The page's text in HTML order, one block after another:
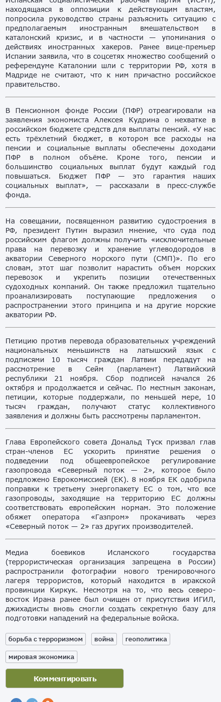
находящаяся в оппозиции к действующим властям,
попросила руководство страны разъяснить ситуацию с
предполагаемым иностранным вмешательством в
каталонский кризис, и в частности — упоминания о
действиях иностранных хакеров. Ранее вице-премьер
Испании заявила, что в соцсетях множество сообщений о
референдуме Каталонии шли с территории РФ, хотя в
Мадриде не считают, что к ним причастно российское
правительство.
В Пенсионном фонде России (ПФР) отреагировали на
заявления экономиста Алексея Кудрина о нехватке в
российском бюджете средств для выплаты пенсий. «У нас
есть трёхлетний бюджет, в котором все расходы на
пенсии и социальные выплаты обеспечены доходами
ПФР в полном объёме. Кроме того, пенсии и
большинство социальных выплат будут каждый год
повышаться. Бюджет ПФР — это гарантия наших
социальных выплат», — рассказали в пресс-службе
фонда.
На совещании, посвященном развитию судостроения в
РФ, президент Путин выразил мнение, что суда под
российским флагом должны получить «исключительные
права на перевозку и хранение углеводородов в
акватории Северного морского пути (СМП)». По его
словам, этот шаг позволит нарастить объем морских
перевозок и укрепить позиции отечественных
судоходных компаний. Он также предложил тщательно
проанализировать поступающие предложения о
распространении этого принципа и на другие морские
акватории РФ.
Петицию против перевода образовательных учреждений
национальных меньшинств на латышский язык с
подписями 10 тысяч граждан Латвии передадут на
рассмотрение в Сейм (парламент) Латвийский
республики 21 ноября. Сбор подписей начался 26
октября и продолжается и сейчас. По местным законам,
петиции, которые поддержали, по меньшей мере, 10
тысяч граждан, получают статус коллективного
заявления и должны быть рассмотрены парламентом.
Глава Европейского совета Дональд Туск призвал глав
стран-членов ЕС ускорить принятие решения о
подведении под общеевропейское регулирование
газопровода «Северный поток — 2», которое было
предложено Еврокомиссией (ЕК). 8 ноября ЕК одобрила
поправки к третьему энергопакету ЕС о том, что все
газопроводы, заходящие на территорию ЕС должны
соответствовать европейским нормам. Это положение
обяжет оператора «Газпром» прокачивать через
«Северный поток — 2» газ других производителей.
Медиа боевиков Исламского государства
(террористическая организация запрещена в России)
распространили фотографии нового тренировочного
лагеря террористов, который находится в иракской
провинции Киркук. Несмотря на то, что весь северо-
восток Ирана ранее был очищен от присутствия ИГИЛ,
джихадисты вновь смогли создать секретную базу для
подготовки нападений на федеральные войска.
борьба с терроризмом война
геополитика
мировая экономика